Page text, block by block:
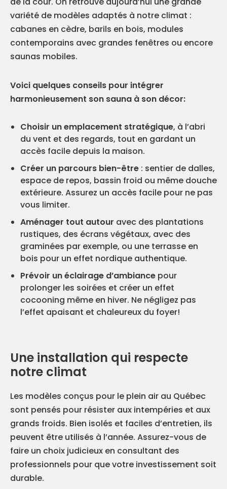
variété de modèles adaptés à notre climat :
cabanes en cèdre, barils en bois, modules
contemporains avec grandes fenêtres ou encore
saunas mobiles.
Voici quelques conseils pour intégrer
harmonieusement son sauna à son décor:
Choisir un emplacement stratégique, à l’abri
du vent et des regards, tout en gardant un
accès facile depuis la maison.
Créer un parcours bien-être : sentier de dalles,
espace de repos, bassin froid ou même douche
extérieure. Assurez un accès facile pour ne pas
vous limiter.
Aménager tout autour avec des plantations
rustiques, des écrans végétaux, avec des
graminées par exemple, ou une terrasse en
bois pour un effet nordique authentique.
Prévoir un éclairage d’ambiance pour
prolonger les soirées et créer un effet
cocooning même en hiver. Ne négligez pas
l’effet apaisant et chaleureux du foyer!
Une installation qui respecte
notre climat
Les modèles conçus pour le plein air au Québec
sont pensés pour résister aux intempéries et aux
grands froids. Bien isolés et faciles d’entretien, ils
peuvent être utilisés à l’année. Assurez-vous de
faire un choix judicieux en consultant des
professionnels pour que votre investissement soit
durable.